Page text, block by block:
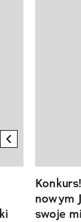
previous
nowym
swoje